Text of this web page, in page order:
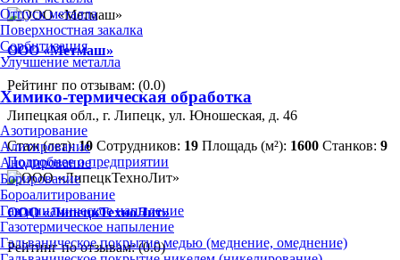
Отпуск металла
Поверхностная закалка
Сорбитизация
Улучшение металла
Химико-термическая обработка
Азотирование
Алитирование
Анодирование
Борирование
Бороалитирование
Газодинамическое напыление
Газотермическое напыление
Гальваническое покрытие медью (меднение, омеднение)
ООО «Метмаш»
Рейтинг по отзывам: (0.0)
Липецкая обл., г. Липецк, ул. Юношеская, д. 46
Стаж (лет):10 Сотрудников: 19 Площадь (м²): 1600 Станков: 9
Подробнее о предприятии
ООО «ЛипецкТехноЛит»
Рейтинг по отзывам:(0.0)